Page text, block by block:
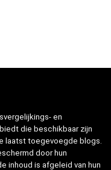
en
die beschikbaar zijn
laatst toegevoegde blogs.
door hun
inhoud is afgeleid van hun